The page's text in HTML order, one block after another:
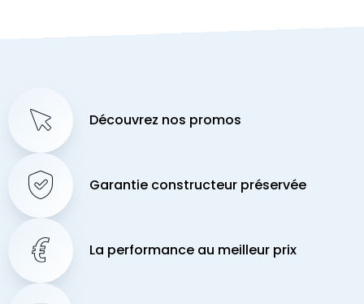
Découvrez nos promos
Garantie constructeur préservée
La performance au meilleur prix